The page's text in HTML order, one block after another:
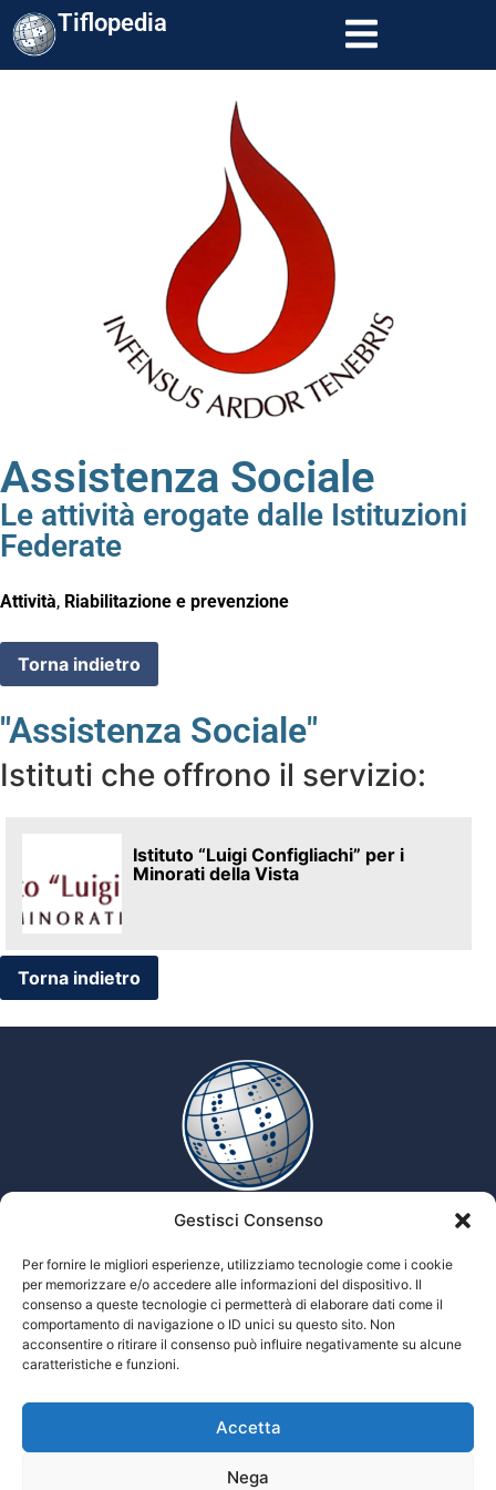
Gestisci Consenso
Per fornire le migliori esperienze, utilizziamo tecnologie come i cookie
per memorizzare e/o accedere alle informazioni del dispositivo. Il
consenso a queste tecnologie ci permetterà di elaborare dati come il
comportamento di navigazione o ID unici su questo sito. Non
acconsentire o ritirare il consenso può influire negativamente su alcune
caratteristiche e funzioni.
Accetta
Nega
Tiflopedia
Assistenza Sociale
Le attività erogate dalle Istituzioni
Federate
Attività, Riabilitazione e prevenzione
"Assistenza Sociale"
Istituti che offrono il servizio:
Istituto “Luigi Configliachi” per i
Minorati della Vista
Tiflopedia è un sito della Federazione
Nazionale delle Istituzioni Pro Ciechi
Onlus
© 2026 Prociechi.it. Tutti i diritti riservati.